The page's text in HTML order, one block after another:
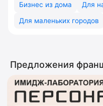
Бизнес из дома
Для
Для маленьких городов
Предложения